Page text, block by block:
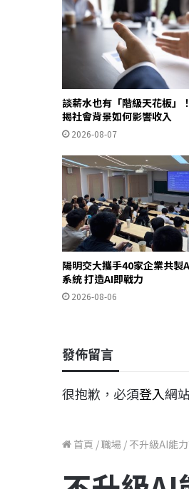
談薪水也有「階級天花板」
揭社會背景如何影響收入
2026-08-07
陽明交大攜手40家企業共製
系統 打造AI即戰力
2026-08-06
發佈留言
很抱歉，必須登入網